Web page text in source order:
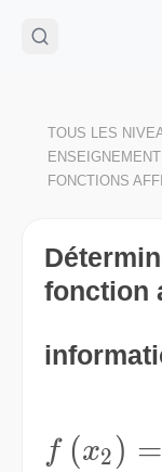
🌴Cahier de
TOUS LES
FONCTIONS
fonction
f (x2 ) =